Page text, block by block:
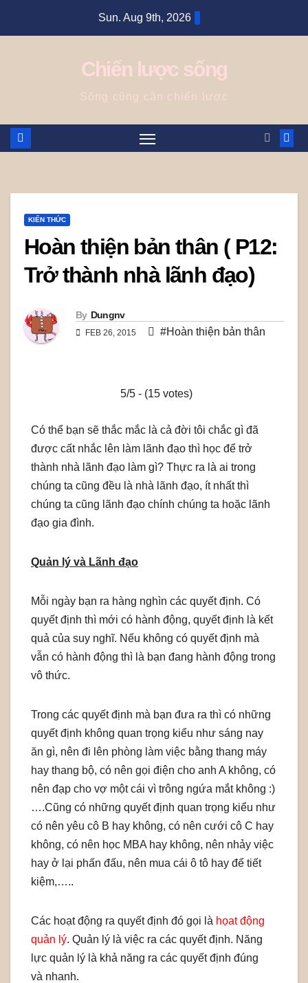
Sun. Aug 9th, 2026
Chiến lược sống
Sống cũng cần chiến lược
KIẾN THỨC
Hoàn thiện bản thân ( P12:
Trở thành nhà lãnh đạo)
By Dungnv
FEB 26, 2015 #Hoàn thiện bản thân
5/5 - (15 votes)
Có thể bạn sẽ thắc mắc là cả đời tôi chắc gì đã
được cất nhắc lên làm lãnh đạo thì học để trở
thành nhà lãnh đạo làm gì? Thực ra là ai trong
chúng ta cũng đều là nhà lãnh đạo, ít nhất thì
chúng ta cũng lãnh đạo chính chúng ta hoặc lãnh
đạo gia đình.
Quản lý và Lãnh đạo
Mỗi ngày bạn ra hàng nghìn các quyết định. Có
quyết định thì mới có hành động, quyết định là kết
quả của suy nghĩ. Nếu không có quyết định mà
vẫn có hành động thì là bạn đang hành động trong
vô thức.
Trong các quyết định mà bạn đưa ra thì có những
quyết định không quan trọng kiểu như sáng nay
ăn gì, nên đi lên phòng làm việc bằng thang máy
hay thang bộ, có nên gọi điện cho anh A không, có
nên đạp cho vợ một cái vì trông ngứa mắt không :)
….Cũng có những quyết định quan trọng kiểu như
có nên yêu cô B hay không, có nên cưới cô C hay
không, có nên học MBA hay không, nên nhảy việc
hay ở lại phấn đấu, nên mua cái ô tô hay để tiết
kiệm,…..
Các hoạt động ra quyết định đó gọi là họat động
quản lý. Quản lý là việc ra các quyết định. Năng
lực quản lý là khả năng ra các quyết định đúng
và nhanh.